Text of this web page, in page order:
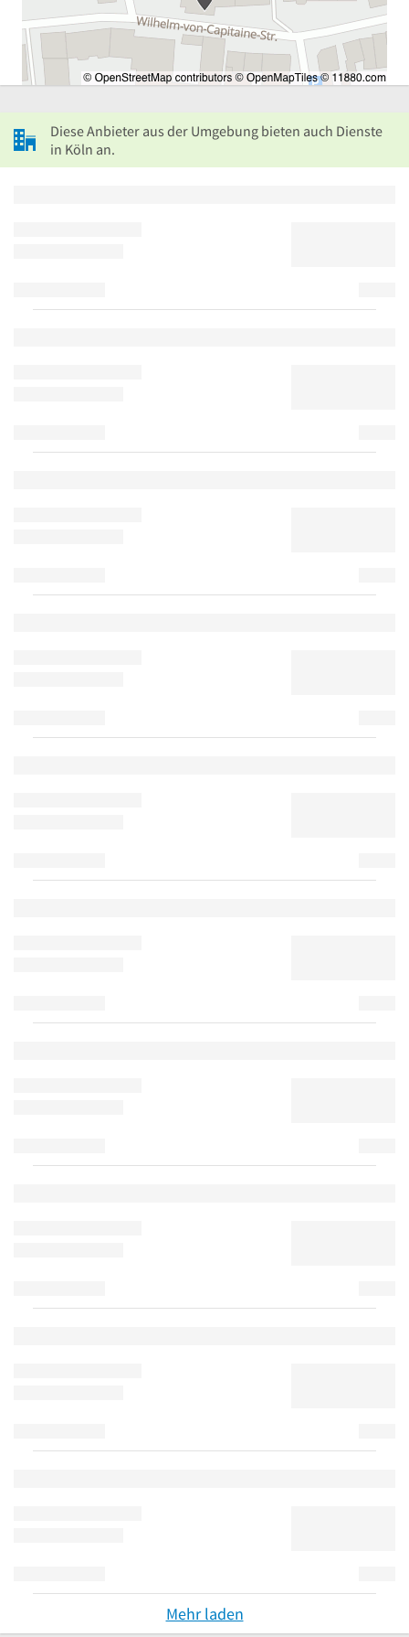
Diese Anbieter aus der Umgebung bieten auch Dienste
in Köln an.
Mehr laden